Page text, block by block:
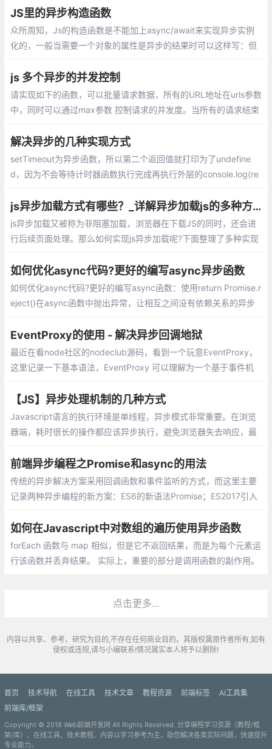
结果返回之前，当前线程会被挂起， 只有在
得到结果之后才会继续执行。
JS里的异步构造函数
众所周知，Js的构造函数是不能加上async/await来实现异步实例
化的，一般当需要一个对象的属性是异步的结果时可以这样写：但
js 多个异步的并发控制
请实现如下的函数，可以批量请求数据，所有的URL地址在urls参数
中，同时可以通过max参数 控制请求的并发度。当所有的请求结束
解决异步的几种实现方式
setTimeout为异步函数，所以第二个返回值就打印为了undefine
d，因为不会等待计时器函数执行完成再执行外层的console.log(re
js异步加载方式有哪些？_详解异步加载js的多种方案
js异步加载又被称为非阻塞加载，浏览器在下载JS的同时，还会进
行后续页面处理。那么如何实现js异步加载呢?下面整理了多种实现
时的异步加载、$(document).ready()、async属性、defer属性、
es6模块type=module属性
如何优化async代码?更好的编写async异步函数
如何优化async代码?更好的编写async函数：使用return Promise.r
eject()在async函数中抛出异常，让相互之间没有依赖关系的异步
用map来代替它
EventProxy的使用 - 解决异步回调地狱
最近在看node社区的nodeclub源码，看到一个玩意EventProxy，
这里记录一下基本语法，EventProxy 可以理解为一个基于事件机
地狱问题的工具
【JS】异步处理机制的几种方式
Javascript语言的执行环境是单线程，异步模式非常重要。在浏览
器端，耗时很长的操作都应该异步执行，避免浏览器失去响应，最
前端异步编程之Promise和async的用法
传统的异步解决方案采用回调函数和事件监听的方式，而这里主要
记录两种异步编程的新方案：ES6的新语法Promise；ES2017引入
如何在Javascript中对数组的遍历使用异步函数
forEach 函数与 map 相似，但是它不返回结果，而是为每个元素运
行该函数并丢弃结果。 实际上，重要的部分是调用函数的副作用。
点击更多...
内容以共享、参考、研究为目的,不存在任何商业目的。其版权属原作者所有,如有
侵权或违规,请与小编联系!情况属实本人将予以删除!
首页 技术导航 在线工具 技术文章 教程资源 前端标签
AI工具集
前端库/框架